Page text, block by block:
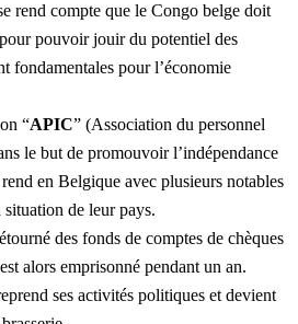
rend compte que le Congo belge doit
pouvoir jouir du potentiel des
fondamentales pour l’économie
“APIC” (Association du personnel
le but de promouvoir l’indépendance
en Belgique avec plusieurs notables
de leur pays.
des fonds de comptes de chèques
alors emprisonné pendant un an.
ses activités politiques et devient